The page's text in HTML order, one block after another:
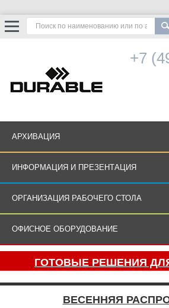
+7
АРХИВАЦИЯ
ИНФОРМАЦИЯ И ПРЕЗЕНТАЦИЯ
ОРГАНИЗАЦИЯ РАБОЧЕГО СТОЛА
ОФИСНОЕ ОБОРУДОВАНИЕ
ГОТОВЫЕ РЕШЕНИЯ
ВЕСЕННЯЯ